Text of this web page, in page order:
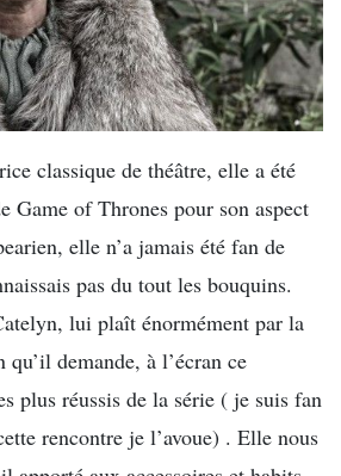
classique de théâtre, elle a été
Game of Thrones pour son aspect
elle n’a jamais été fan de
pas du tout les bouquins.
lui plaît énormément par la
demande, à l’écran ce
plus réussis de la série ( je suis fan
rencontre je l’avoue) . Elle nous